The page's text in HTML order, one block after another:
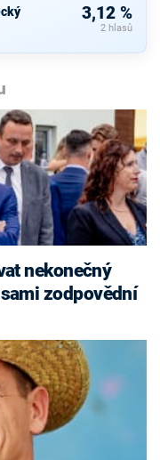
3,12 %
2 hlasů
zodpovědní